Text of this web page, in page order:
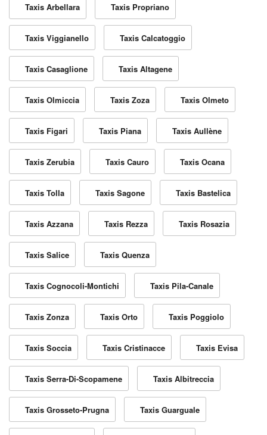
Taxis Arbellara Taxis Propriano
Taxis Viggianello Taxis Calcatoggio
Taxis Casaglione Taxis Altagene
Taxis Olmiccia Taxis Zoza Taxis Olmeto
Taxis Figari Taxis Piana Taxis Aullène
Taxis Zerubia Taxis Cauro Taxis Ocana
Taxis Tolla Taxis Sagone Taxis Bastelica
Taxis Azzana Taxis Rezza Taxis Rosazia
Taxis Salice Taxis Quenza
Taxis Cognocoli-Montichi Taxis Pila-Canale
Taxis Zonza Taxis Orto Taxis Poggiolo
Taxis Soccia Taxis Cristinacce Taxis Evisa
Taxis Serra-Di-Scopamene Taxis Albitreccia
Taxis Grosseto-Prugna Taxis Guarguale